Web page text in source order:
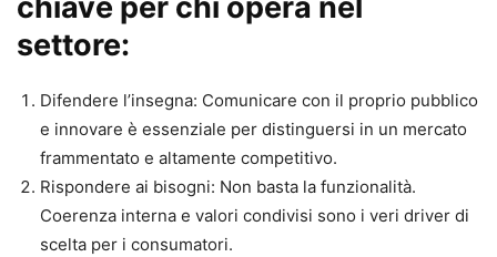
settore:
Difendere l’insegna: Comunicare con il proprio pubblico
e innovare è essenziale per distinguersi in un mercato
frammentato e altamente competitivo.
Rispondere ai bisogni: Non basta la funzionalità.
Coerenza interna e valori condivisi sono i veri driver di
scelta per i consumatori.